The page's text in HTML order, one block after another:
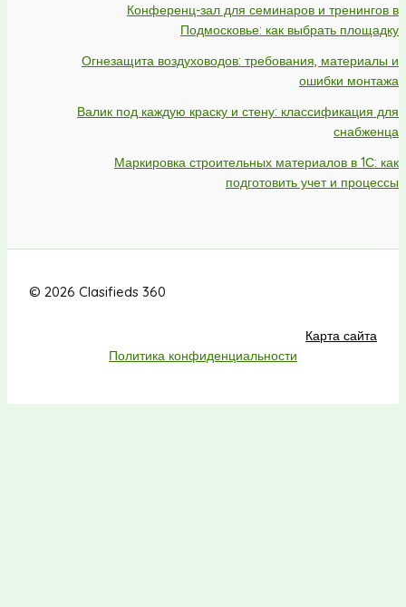
Конференц-зал для семинаров и тренингов в
Подмосковье: как выбрать площадку
Огнезащита воздуховодов: требования, материалы и
ошибки монтажа
Валик под каждую краску и стену: классификация для
снабженца
Маркировка строительных материалов в 1С: как
подготовить учет и процессы
© 2026 Clasifieds 360
Карта сайта
Политика конфиденциальности